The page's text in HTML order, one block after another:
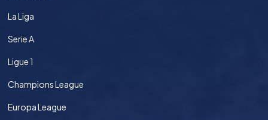
La Liga
Serie A
Ligue 1
Champions League
Europa League